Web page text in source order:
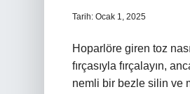
Tarih: Ocak 1, 2025
Hoparlöre giren toz
fırçasıyla fırçalayın,
nemli bir bezle silin ve